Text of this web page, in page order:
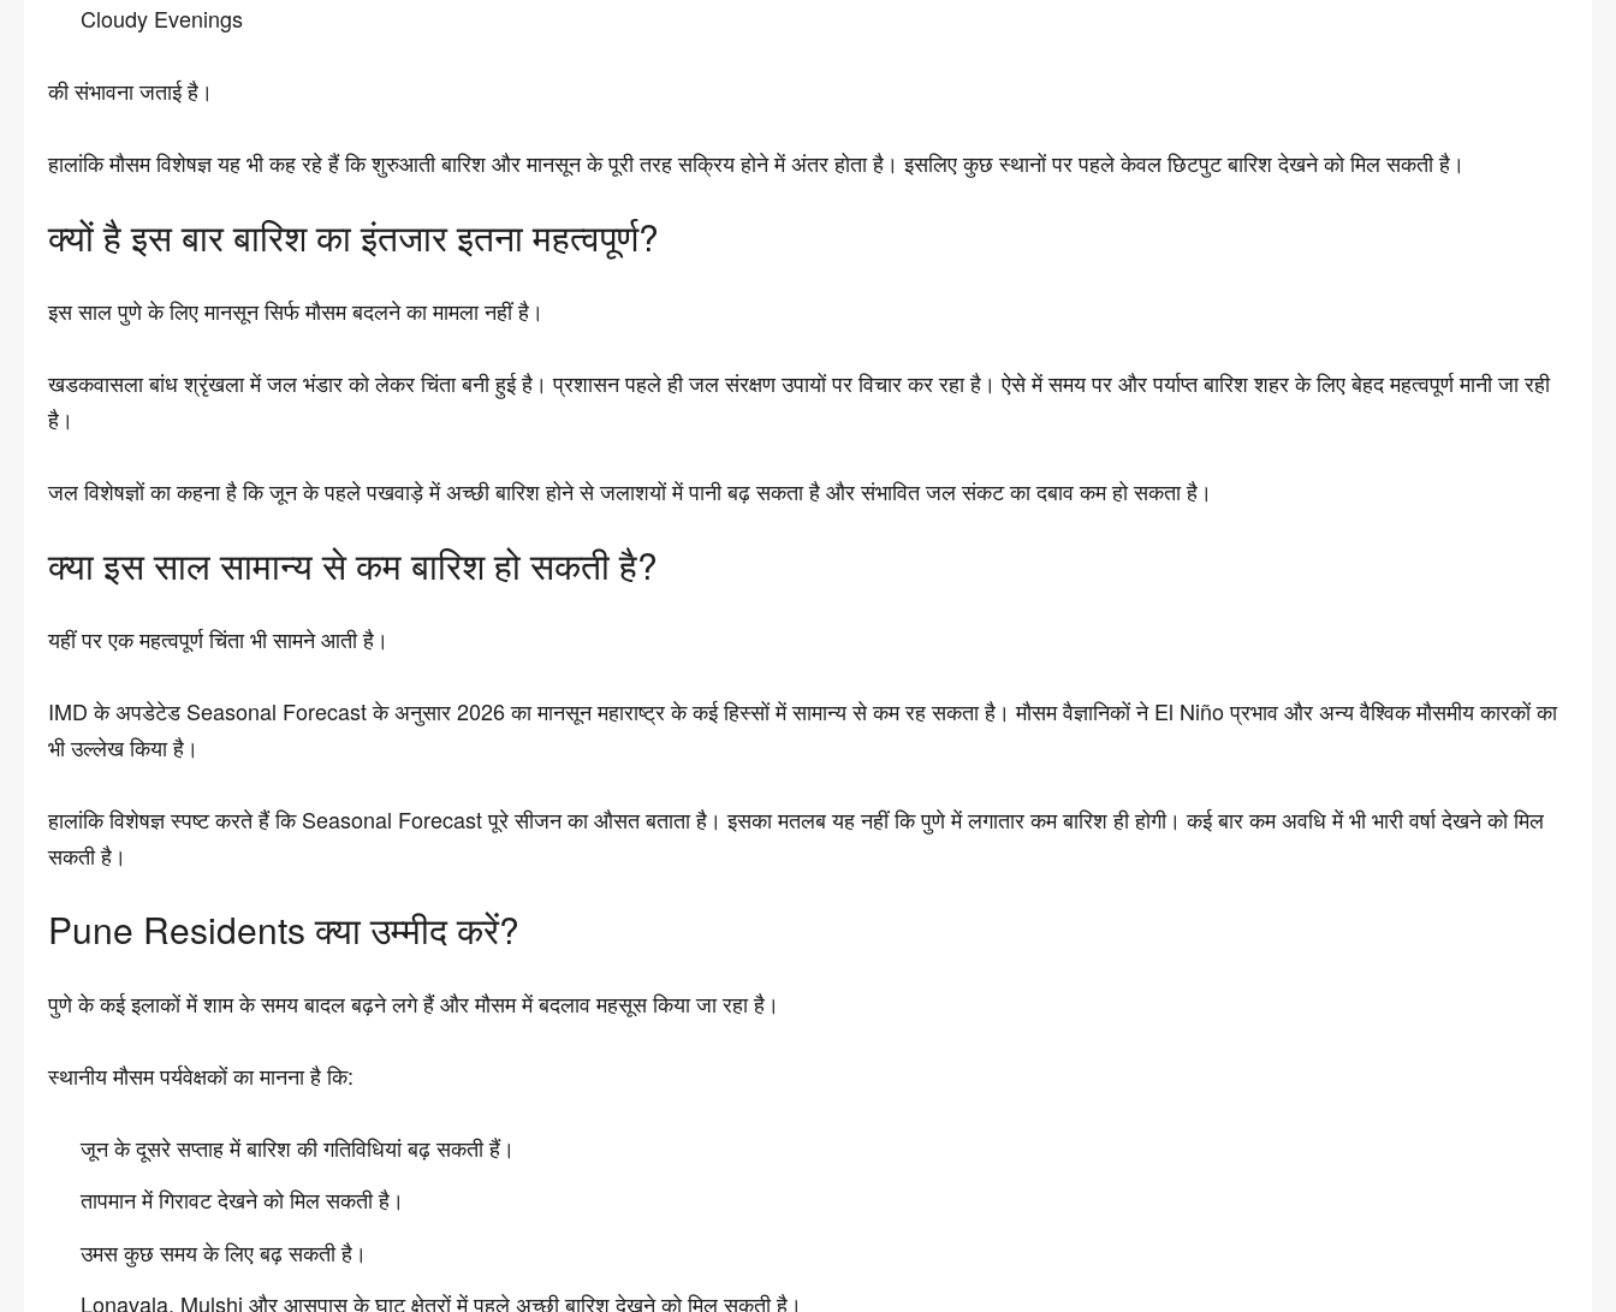
Cloudy Evenings
की संभावना जताई है।
हालांकि मौसम विशेषज्ञ यह भी कह रहे हैं कि शुरुआती बारिश और मानसून के पूरी तरह सक्रिय होने में अंतर होता है। इसलिए कुछ स्थानों पर पहले केवल छिटपुट बारिश देखने को मिल सकती है।
क्यों है इस बार बारिश का इंतजार इतना महत्वपूर्ण?
इस साल पुणे के लिए मानसून सिर्फ मौसम बदलने का मामला नहीं है।
खडकवासला बांध श्रृंखला में जल भंडार को लेकर चिंता बनी हुई है। प्रशासन पहले ही जल संरक्षण उपायों पर विचार कर रहा है। ऐसे में समय पर और पर्याप्त बारिश शहर के लिए बेहद महत्वपूर्ण मानी जा रही
है।
जल विशेषज्ञों का कहना है कि जून के पहले पखवाड़े में अच्छी बारिश होने से जलाशयों में पानी बढ़ सकता है और संभावित जल संकट का दबाव कम हो सकता है।
क्या इस साल सामान्य से कम बारिश हो सकती है?
यहीं पर एक महत्वपूर्ण चिंता भी सामने आती है।
IMD के अपडेटेड Seasonal Forecast के अनुसार 2026 का मानसून महाराष्ट्र के कई हिस्सों में सामान्य से कम रह सकता है। मौसम वैज्ञानिकों ने El Niño प्रभाव और अन्य वैश्विक मौसमीय कारकों का
भी उल्लेख किया है।
हालांकि विशेषज्ञ स्पष्ट करते हैं कि Seasonal Forecast पूरे सीजन का औसत बताता है। इसका मतलब यह नहीं कि पुणे में लगातार कम बारिश ही होगी। कई बार कम अवधि में भी भारी वर्षा देखने को मिल
सकती है।
Pune Residents क्या उम्मीद करें?
पुणे के कई इलाकों में शाम के समय बादल बढ़ने लगे हैं और मौसम में बदलाव महसूस किया जा रहा है।
स्थानीय मौसम पर्यवेक्षकों का मानना है कि:
जून के दूसरे सप्ताह में बारिश की गतिविधियां बढ़ सकती हैं।
तापमान में गिरावट देखने को मिल सकती है।
उमस कुछ समय के लिए बढ़ सकती है।
Lonavala, Mulshi और आसपास के घाट क्षेत्रों में पहले अच्छी बारिश देखने को मिल सकती है।